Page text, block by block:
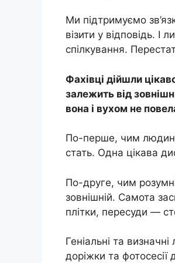
Ми підтримуємо
візити у відповідь.
спілкування.
Фахівці дійшли
залежить від
вона і вухом не
По-перше, чим людина
стать. Одна цікава
По-друге, чим
зовнішній. Самота
плітки, пересуди —
Геніальні та
доріжки та